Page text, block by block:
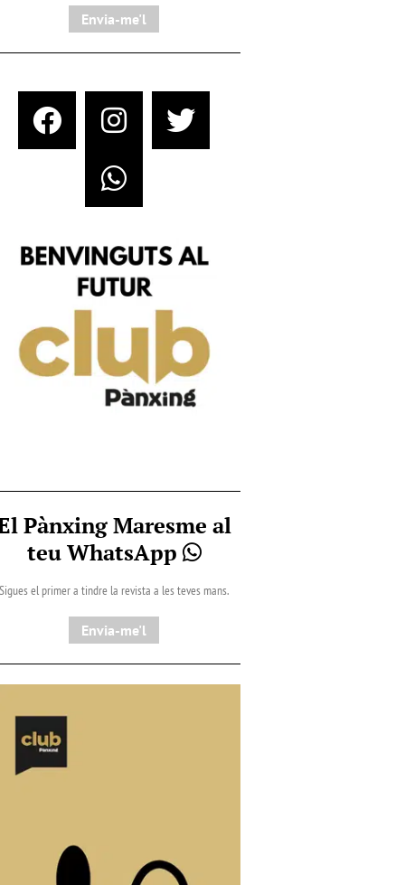
Envia-me'l
Pànxing Maresme al
teu WhatsApp
Sigues el primer a tindre la revista a les teves mans.
Envia-me'l